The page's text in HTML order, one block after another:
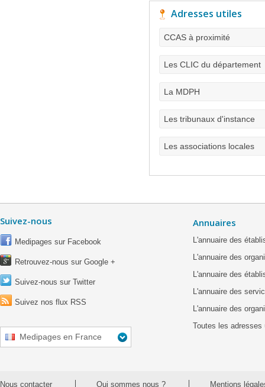
Adresses utiles
CCAS à proximité
Les CLIC du département
La MDPH
Les tribunaux d'instance
Les associations locales
Suivez-nous
Medipages sur Facebook
Retrouvez-nous sur Google +
Suivez-nous sur Twitter
Suivez nos flux RSS
Medipages en France
Annuaires
L'annuaire des
L'annuaire des
L'annuaire des
L'annuaire des
L'annuaire des
Toutes les adresses
Nous contacter Qui sommes nous ? Mentions